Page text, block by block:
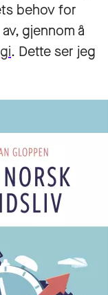
behov for
gjennom å
. Dette ser jeg